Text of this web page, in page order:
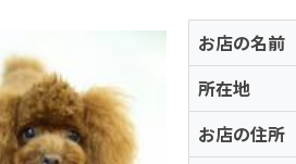
お店の名前
所在地
お店の住所